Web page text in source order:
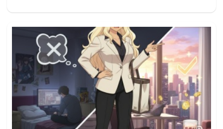
て保護責任てのは無理に負わせられるもんじゃないし負わ
せるべきでもない ただ嫌いな身内でも実家でそんな風にﾀ
ﾋなれるのは少々寝覚めが悪そうかなとは思うけど445: お
さかなくわえた名無しさん 2018/02/05(月) 20:44:52.33
ID:JQOfIpM4>>444 終わった話に上から目線で説教するの
やめなよ446: おさかなくわえた名無しさん 2018/02/05(月)
20:49:59.89 ID:Ixe99amB>>445 説教してる？447: おさか
なくわえた名無しさん 2018/02/05(月) 23:43:56.30
ID:0DhUkPgn>>445 説教してるように読めたのなら自分の
読解力を疑った方がいいと思うな451: おさかなくわえた名
無しさん 2018/02/07(水) 22:45:15.07 ID:KQxjX4Ke小学校
し届ける 高校時代から少なくとも20回物品送ったか 交際
歴なし / 兵庫県（サンテレビ） - Yahoo!ニュース兵庫県警
尼崎北署は8月5日、恋愛感情を満たす目的で男性の自宅に
押し掛け、菓子や文庫本などを届けたとして、無職の女
（24）を逮捕しました。 女と被害男性は同じ中学に通っ
ていましたが、中学を卒業したあと